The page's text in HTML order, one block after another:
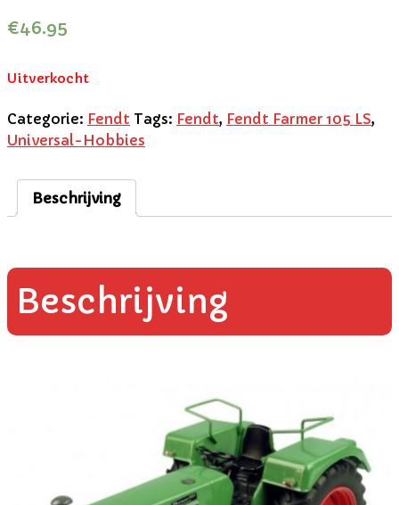
€46.95
Uitverkocht
Categorie: Fendt Tags: Fendt, Fendt Farmer 105 LS,
Universal-Hobbies
Beschrijving
Beschrijving